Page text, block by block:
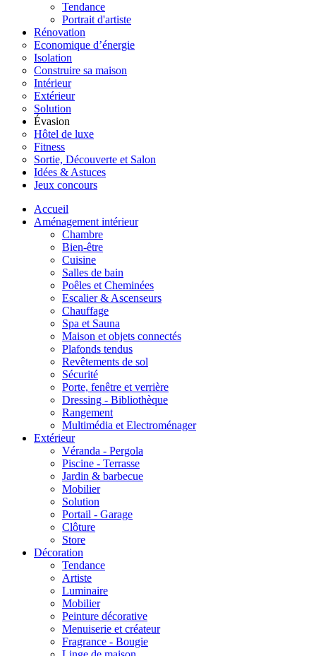
Tendance
Portrait d'artiste
Rénovation
Economique d’énergie
Isolation
Construire sa maison
Intérieur
Extérieur
Solution
Évasion
Hôtel de luxe
Fitness
Sortie, Découverte et Salon
Idées & Astuces
Jeux concours
Accueil
Aménagement intérieur
Chambre
Bien-être
Cuisine
Salles de bain
Poêles et Cheminées
Escalier & Ascenseurs
Chauffage
Spa et Sauna
Maison et objets connectés
Plafonds tendus
Revêtements de sol
Sécurité
Porte, fenêtre et verrière
Dressing - Bibliothèque
Rangement
Multimédia et Electroménager
Extérieur
Véranda - Pergola
Piscine - Terrasse
Jardin & barbecue
Mobilier
Solution
Portail - Garage
Clôture
Store
Décoration
Tendance
Artiste
Luminaire
Mobilier
Peinture décorative
Menuiserie et créateur
Fragrance - Bougie